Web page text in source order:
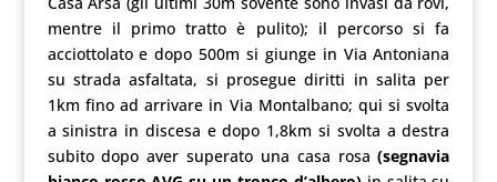
mentre il primo tratto è pulito); il percorso si fa
acciottolato e dopo 500m si giunge in Via Antoniana
su strada asfaltata, si prosegue diritti in salita per
1km fino ad arrivare in Via Montalbano; qui si svolta
a sinistra in discesa e dopo 1,8km si svolta a destra
subito dopo aver superato una casa rosa(segnavia